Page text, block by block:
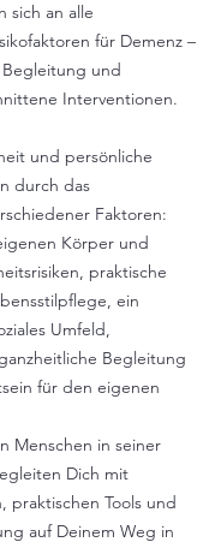
sich an alle
für Demenz –
und
Interventionen.
und persönliche
durch das
Faktoren:
Körper und
praktische
ein
Umfeld,
Begleitung
für den eigenen
Menschen in seiner
Dich mit
praktischen Tools und
auf Deinem Weg in